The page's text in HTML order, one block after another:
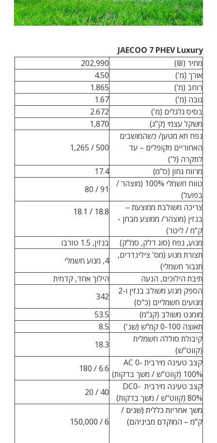
JAECOO 7 PHEV Luxury
מחיר (₪)
202,990
אורך (מ')
4.50
רוחב (מ')
1.865
גובה (מ')
1.67
בסיס גלגלים (מ')
2.672
משקל עצמי (ק"ג)
1,870
נפח תא מטען/ כשהמושבים
האחוריים מקופלים – עד
לתקרה (ל')
500 / 1,265
מרווח גחון (ס"מ)
17.4
טווח חשמלי 100% (מוצהר /
בפועל)
91 / 80
צריכה משולבת ממוצעת –
בנזין (מוצהר/ ממוצע מבחן -
ק"מ / ליטר)
18.8 / 18.1
מנוע, נפח (סוג דלק, סמ"ק)
בנזין, 1.5 טורבו
תצורת מנוע (מס' צילינדרים,
תגבור חשמלי)
4, מנוע חשמלי
תיבת הילוכים, הנעה
הילוך אחד, קדמית
הספק מנוע משולב בנזין ו-2
מנועים חשמליים (כ"ס)
342
מומנט משולב (קג"מ)
53.5
תאוצה 0-100 קמ"ש (שנ')
8.5
קיבולת סוללה חשמלית
(קווט"ש)
18.3
קצב טעינה מירבית AC 0-
100% (קווט"ש / משך בדקות)
6.6 / 180
קצב טעינה מירבית DC0-
80% (קווט"ש / משך בדקות)
40 / 20
משך אחריות כללית (שנים /
ק"מ – המוקדם מביניהם)
6 / 150,000